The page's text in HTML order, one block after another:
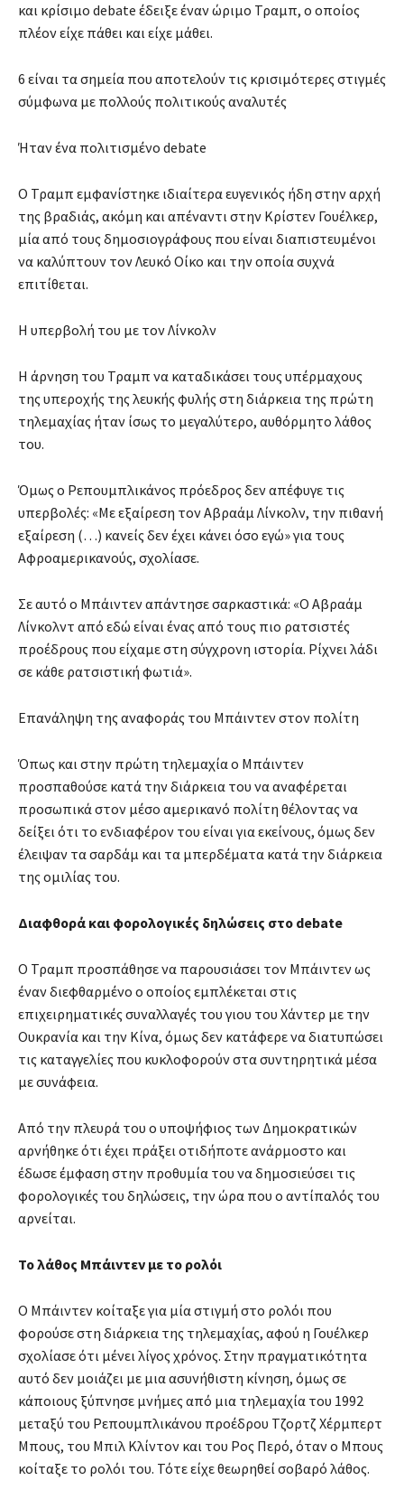
και κρίσιμο debate έδειξε έναν ώριμο Τραμπ, ο οποίος
πλέον είχε πάθει και είχε μάθει.
6 είναι τα σημεία που αποτελούν τις κρισιμότερες στιγμές
σύμφωνα με πολλούς πολιτικούς αναλυτές
Ήταν ένα πολιτισμένο debate
Ο Τραμπ εμφανίστηκε ιδιαίτερα ευγενικός ήδη στην αρχή
της βραδιάς, ακόμη και απέναντι στην Κρίστεν Γουέλκερ,
μία από τους δημοσιογράφους που είναι διαπιστευμένοι
να καλύπτουν τον Λευκό Οίκο και την οποία συχνά
επιτίθεται.
H υπερβολή του με τον Λίνκολν
Η άρνηση του Τραμπ να καταδικάσει τους υπέρμαχους
της υπεροχής της λευκής φυλής στη διάρκεια της πρώτη
τηλεμαχίας ήταν ίσως το μεγαλύτερο, αυθόρμητο λάθος
του.
Όμως ο Ρεπουμπλικάνος πρόεδρος δεν απέφυγε τις
υπερβολές: «Με εξαίρεση τον Αβραάμ Λίνκολν, την πιθανή
εξαίρεση (…) κανείς δεν έχει κάνει όσο εγώ» για τους
Αφροαμερικανούς, σχολίασε.
Σε αυτό ο Μπάιντεν απάντησε σαρκαστικά: «Ο Αβραάμ
Λίνκολντ από εδώ είναι ένας από τους πιο ρατσιστές
προέδρους που είχαμε στη σύγχρονη ιστορία. Ρίχνει λάδι
σε κάθε ρατσιστική φωτιά».
Επανάληψη της αναφοράς του Μπάιντεν στον πολίτη
Όπως και στην πρώτη τηλεμαχία ο Μπάιντεν
προσπαθούσε κατά την διάρκεια του να αναφέρεται
προσωπικά στον μέσο αμερικανό πολίτη θέλοντας να
δείξει ότι το ενδιαφέρον του είναι για εκείνους, όμως δεν
έλειψαν τα σαρδάμ και τα μπερδέματα κατά την διάρκεια
της ομιλίας του.
Διαφθορά και φορολογικές δηλώσεις στο debate
Ο Τραμπ προσπάθησε να παρουσιάσει τον Μπάιντεν ως
έναν διεφθαρμένο ο οποίος εμπλέκεται στις
επιχειρηματικές συναλλαγές του γιου του Χάντερ με την
Ουκρανία και την Κίνα, όμως δεν κατάφερε να διατυπώσει
τις καταγγελίες που κυκλοφορούν στα συντηρητικά μέσα
με συνάφεια.
Από την πλευρά του ο υποψήφιος των Δημοκρατικών
αρνήθηκε ότι έχει πράξει οτιδήποτε ανάρμοστο και
έδωσε έμφαση στην προθυμία του να δημοσιεύσει τις
φορολογικές του δηλώσεις, την ώρα που ο αντίπαλός του
αρνείται.
Το λάθος Μπάιντεν με το ρολόι
Ο Μπάιντεν κοίταξε για μία στιγμή στο ρολόι που
φορούσε στη διάρκεια της τηλεμαχίας, αφού η Γουέλκερ
σχολίασε ότι μένει λίγος χρόνος. Στην πραγματικότητα
αυτό δεν μοιάζει με μια ασυνήθιστη κίνηση, όμως σε
κάποιους ξύπνησε μνήμες από μια τηλεμαχία του 1992
μεταξύ του Ρεπουμπλικάνου προέδρου Τζορτζ Χέρμπερτ
Μπους, του Μπιλ Κλίντον και του Ρος Περό, όταν ο Μπους
κοίταξε το ρολόι του. Τότε είχε θεωρηθεί σοβαρό λάθος.